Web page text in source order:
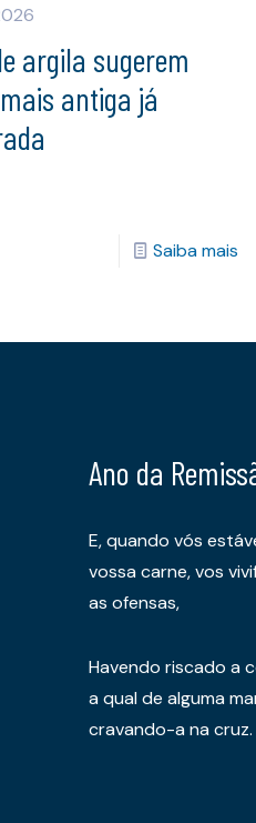
argila sugerem
antiga já
Saiba mais
Ano da
E, quando vós
vossa carne, vos
as ofensas,
Havendo riscado a
a qual de alguma
cravando-a na cruz.